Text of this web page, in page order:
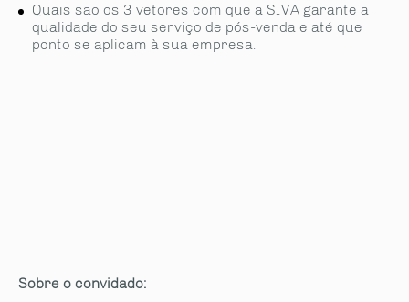
Quais são os 3 vetores com que a SIVA garante a
qualidade do seu serviço de pós-venda e até que
ponto se aplicam à sua empresa.
Sobre o convidado: